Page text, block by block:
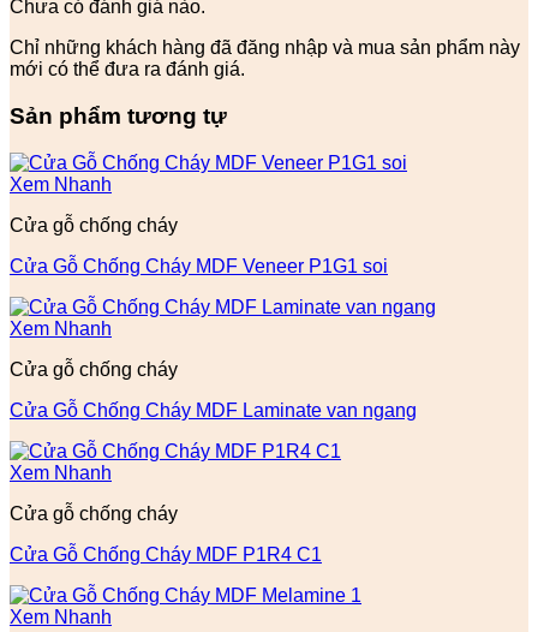
Chưa có đánh giá nào.
Chỉ những khách hàng đã đăng nhập và mua sản phẩm này
mới có thể đưa ra đánh giá.
Sản phẩm tương tự
Xem Nhanh
Cửa gỗ chống cháy
Cửa Gỗ Chống Cháy MDF Veneer P1G1 soi
Xem Nhanh
Cửa gỗ chống cháy
Cửa Gỗ Chống Cháy MDF Laminate van ngang
Xem Nhanh
Cửa gỗ chống cháy
Cửa Gỗ Chống Cháy MDF P1R4 C1
Xem Nhanh